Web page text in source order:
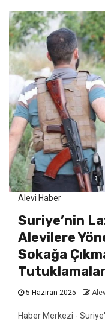
Alevi Haber
Suriye’nin
Alevilere
Sokağa
5 Haziran 2025
Haber Merkezi -